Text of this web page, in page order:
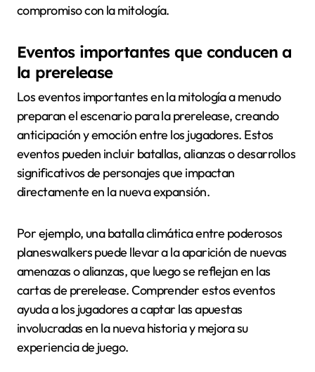
compromiso con la mitología.
Eventos importantes que conducen a
la prerelease
Los eventos importantes en la mitología a menudo
preparan el escenario para la prerelease, creando
anticipación y emoción entre los jugadores. Estos
eventos pueden incluir batallas, alianzas o desarrollos
significativos de personajes que impactan
directamente en la nueva expansión.
Por ejemplo, una batalla climática entre poderosos
planeswalkers puede llevar a la aparición de nuevas
amenazas o alianzas, que luego se reflejan en las
cartas de prerelease. Comprender estos eventos
ayuda a los jugadores a captar las apuestas
involucradas en la nueva historia y mejora su
experiencia de juego.